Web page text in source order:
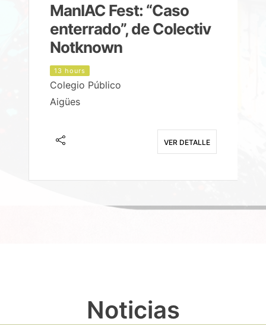
ManIAC Fest: “Caso
enterrado”, de Colectiv
Notknown
13 hours
Colegio Público
Aigües
VER DETALLE
Noticias